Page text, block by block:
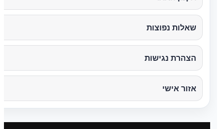
שאלות נפוצות
הצהרת נגישות
אזור אישי